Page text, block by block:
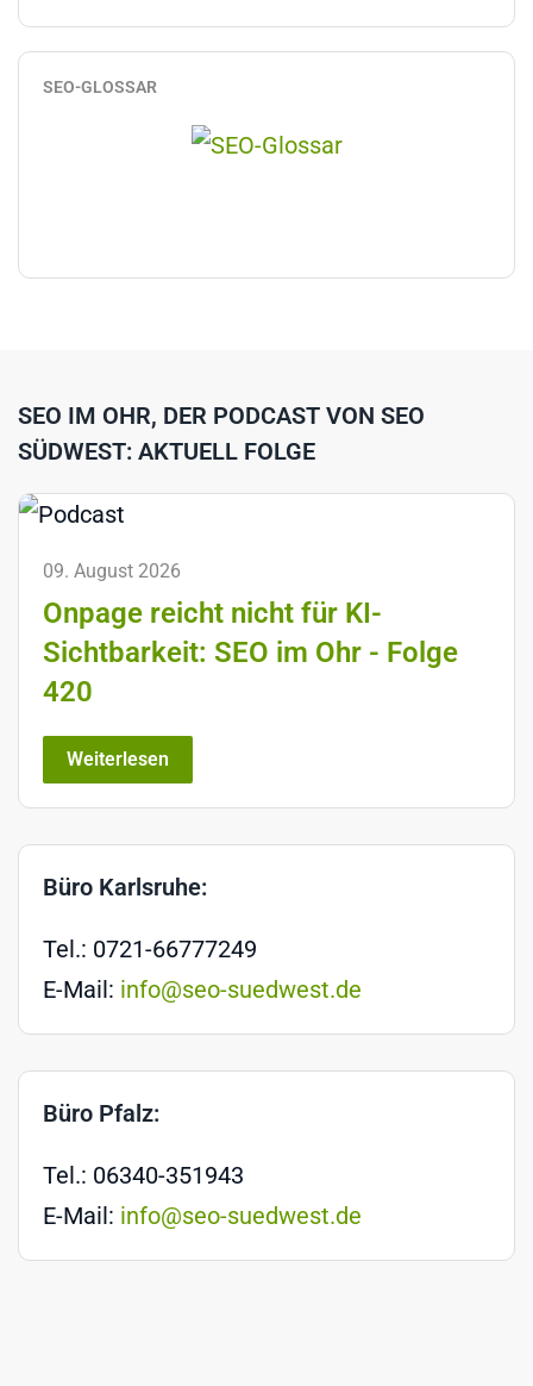
SEO-GLOSSAR
SEO IM OHR, DER PODCAST VON SEO
SÜDWEST: AKTUELL FOLGE
09. August 2026
Onpage reicht nicht für KI-
Sichtbarkeit: SEO im Ohr - Folge
420
Weiterlesen
Büro Karlsruhe:
Tel.: 0721-66777249
E-Mail: info@seo-suedwest.de
Büro Pfalz:
Tel.: 06340-351943
E-Mail: info@seo-suedwest.de